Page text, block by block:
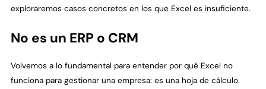
exploraremos casos concretos en los que Excel es insuficiente.
No es un ERP o CRM
Volvemos a lo fundamental para entender por qué Excel no
funciona para gestionar una empresa: es una hoja de cálculo.